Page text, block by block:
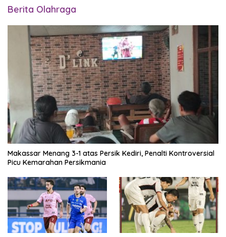
Berita Olahraga
Makassar Menang 3-1 atas Persik Kediri, Penalti Kontroversial
Picu Kemarahan Persikmania